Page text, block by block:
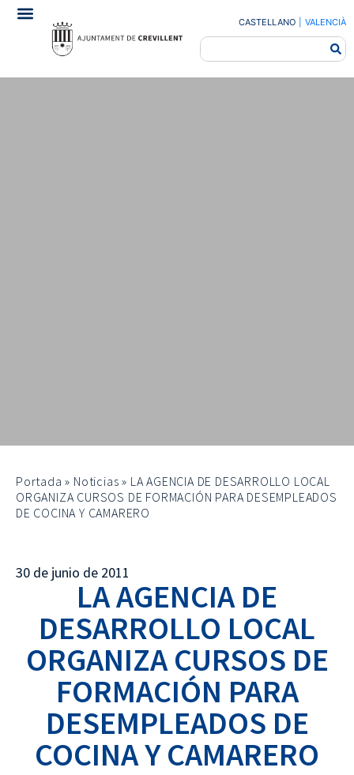
CASTELLANO VALENCIÀ
Portada » Noticias » LA AGENCIA DE DESARROLLO LOCAL
ORGANIZA CURSOS DE FORMACIÓN PARA DESEMPLEADOS
DE COCINA Y CAMARERO
30 de junio de 2011
LA AGENCIA DE
DESARROLLO LOCAL
ORGANIZA CURSOS DE
FORMACIÓN PARA
DESEMPLEADOS DE
COCINA Y CAMARERO